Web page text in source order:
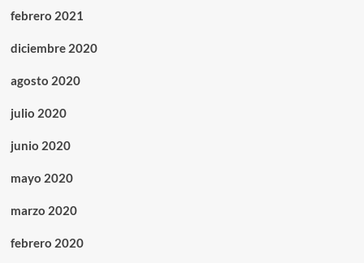
febrero 2021
diciembre 2020
agosto 2020
julio 2020
junio 2020
mayo 2020
marzo 2020
febrero 2020